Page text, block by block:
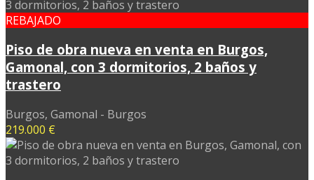
REBAJADO
Piso de obra nueva en venta en Burgos,
Gamonal, con 3 dormitorios, 2 baños y
trastero
Burgos, Gamonal - Burgos
219.000 €